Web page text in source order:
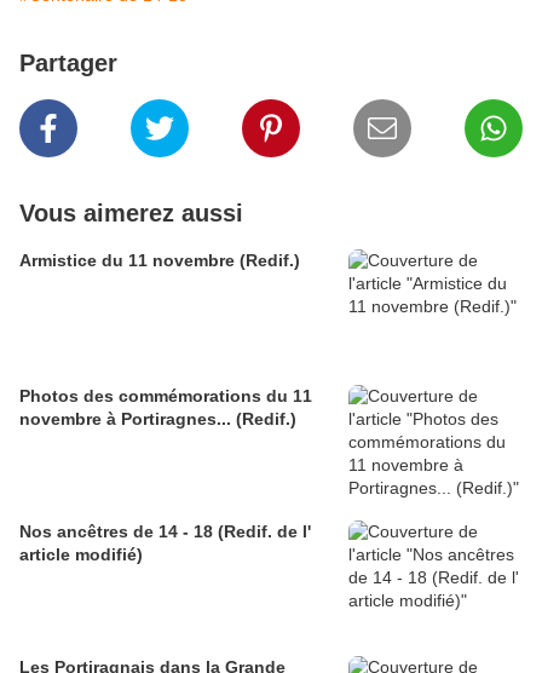
Partager
Vous aimerez aussi
Armistice du 11 novembre (Redif.)
Photos des commémorations du 11
novembre à Portiragnes... (Redif.)
Nos ancêtres de 14 - 18 (Redif. de l'
article modifié)
Les Portiragnais dans la Grande